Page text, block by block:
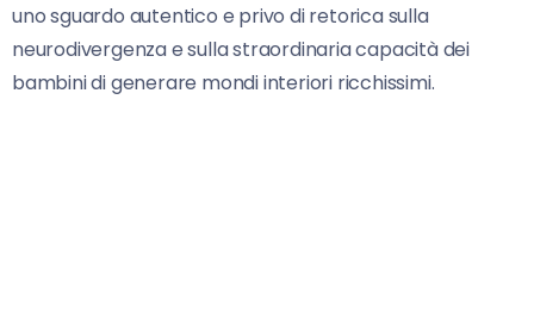
uno sguardo autentico e privo di retorica sulla
neurodivergenza e sulla straordinaria capacità dei
bambini di generare mondi interiori ricchissimi.